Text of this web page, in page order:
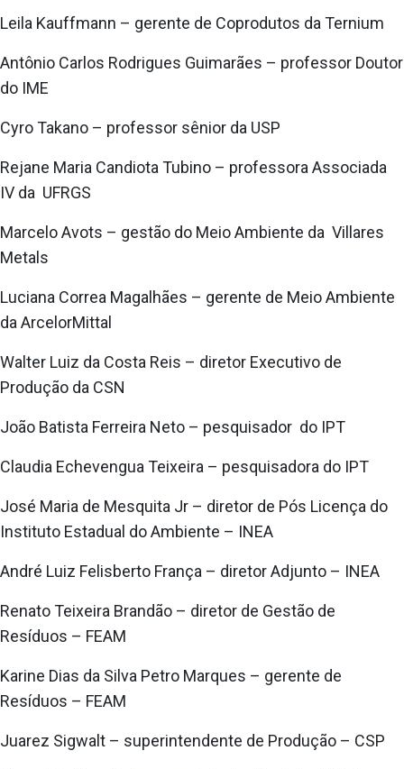
Leila Kauffmann – gerente de Coprodutos da Ternium
Antônio Carlos Rodrigues Guimarães – professor Doutor
do IME
Cyro Takano – professor sênior da USP
Rejane Maria Candiota Tubino – professora Associada
IV da UFRGS
Marcelo Avots – gestão do Meio Ambiente da Villares
Metals
Luciana Correa Magalhães – gerente de Meio Ambiente
da ArcelorMittal
Walter Luiz da Costa Reis – diretor Executivo de
Produção da CSN
João Batista Ferreira Neto – pesquisador do IPT
Claudia Echevengua Teixeira – pesquisadora do IPT
José Maria de Mesquita Jr – diretor de Pós Licença do
Instituto Estadual do Ambiente – INEA
André Luiz Felisberto França – diretor Adjunto – INEA
Renato Teixeira Brandão – diretor de Gestão de
Resíduos – FEAM
Karine Dias da Silva Petro Marques – gerente de
Resíduos – FEAM
Juarez Sigwalt – superintendente de Produção – CSP